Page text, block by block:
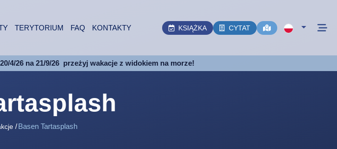
TERYTORIUM FAQ KONTAKTY KSIĄŻKA CYTAT
4/26 na 21/9/26 przeżyj wakacje z widokiem na morze!
Basen Tartasplash